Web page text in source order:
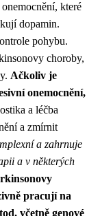
které
dopamin.
pohybu.
choroby,
Ačkoliv je
onemocnění,
a léčba
a zmírnit
a zahrnuje
a v některých
pracují na
včetně genové